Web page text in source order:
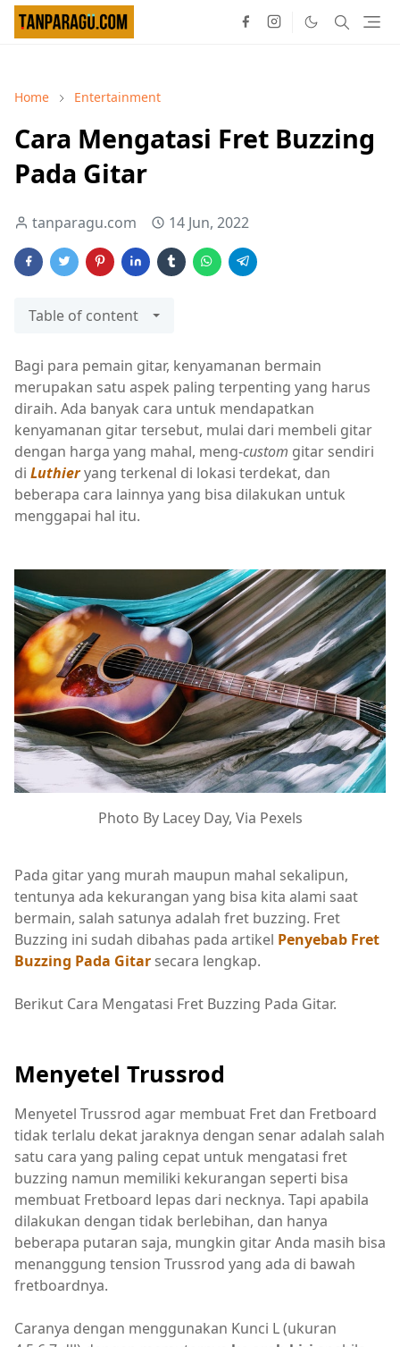
Home Entertainment
Cara Mengatasi Fret Buzzing
Pada Gitar
tanparagu.com 14 Jun, 2022
Table of content
Bagi para pemain gitar, kenyamanan bermain
merupakan satu aspek paling terpenting yang harus
diraih. Ada banyak cara untuk mendapatkan
kenyamanan gitar tersebut, mulai dari membeli gitar
dengan harga yang mahal, meng-custom gitar sendiri
di Luthieryang terkenal di lokasi terdekat, dan
beberapa cara lainnya yang bisa dilakukan untuk
menggapai hal itu.
Photo By Lacey Day, Via Pexels
Pada gitar yang murah maupun mahal sekalipun,
tentunya ada kekurangan yang bisa kita alami saat
bermain, salah satunya adalah fret buzzing. Fret
Buzzing ini sudah dibahas pada artikel Penyebab Fret
Buzzing Pada Gitar secara lengkap.
Berikut Cara Mengatasi Fret Buzzing Pada Gitar.
Menyetel Trussrod
Menyetel Trussrod agar membuat Fret dan Fretboard
tidak terlalu dekat jaraknya dengan senar adalah salah
satu cara yang paling cepat untuk mengatasi fret
buzzing namun memiliki kekurangan seperti bisa
membuat Fretboard lepas dari necknya. Tapi apabila
dilakukan dengan tidak berlebihan, dan hanya
beberapa putaran saja, mungkin gitar Anda masih bisa
menanggung tension Trussrod yang ada di bawah
fretboardnya.
Caranya dengan menggunakan Kunci L (ukuran